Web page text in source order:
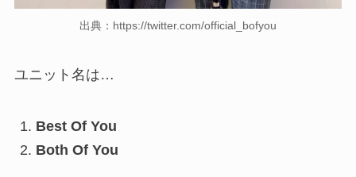
出典：https://twitter.com/official_bofyou
ユニット名は…
Best Of You
Both Of You